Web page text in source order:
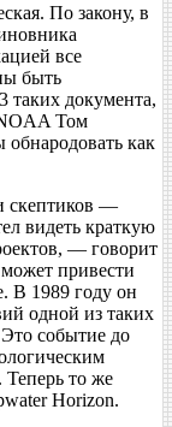
По закону, в
все
быть
таких документа,
Том
как
скептиков —
видеть краткую
— говорит
привести
В 1989 году он
одной из таких
событие до
то же
Horizon.